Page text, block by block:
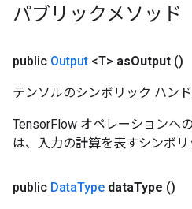
パブリックメソッド
public Output <T> asOutput ()
テンソルのシンボリック ハンド
TensorFlow オペレーションへ
は、入力の計算を表すシンボ
public DataType dataType ()